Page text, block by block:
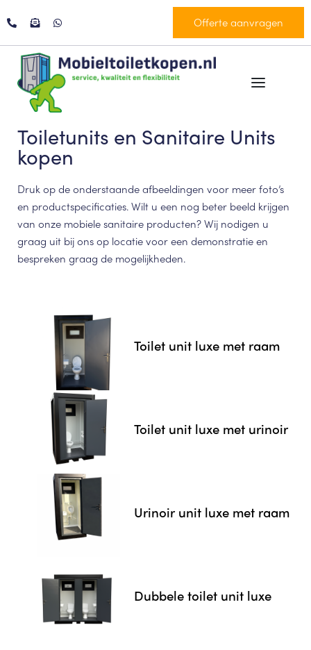
Offerte aanvragen
Toiletunits en Sanitaire Units
kopen
Druk op de onderstaande afbeeldingen voor meer foto’s
en productspecificaties. Wilt u een nog beter beeld krijgen
van onze mobiele sanitaire producten? Wij nodigen u
graag uit bij ons op locatie voor een demonstratie en
bespreken graag de mogelijkheden.
Toilet unit luxe met raam
Toilet unit luxe met urinoir
Urinoir unit luxe met raam
Dubbele toilet unit luxe